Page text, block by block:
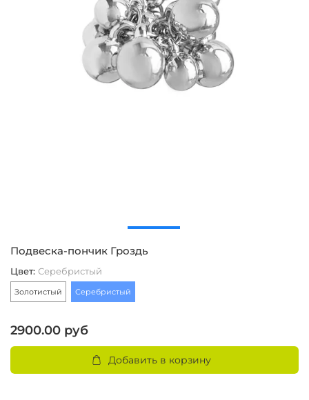
Подвеска-пончик Гроздь
Цвет: Серебристый
Золотистый Серебристый
2900.00 руб
Добавить в корзину